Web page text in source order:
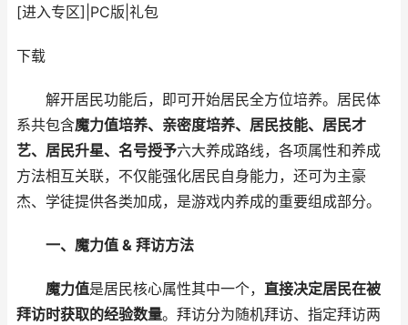
[进入专区] PC版 礼包
下载
解开居民功能后，即可开始居民全方位培养。居民体
系共包含魔力值培养、亲密度培养、居民技能、居民才
艺、居民升星、名号授予六大养成路线，各项属性和养成
方法相互关联，不仅能强化居民自身能力，还可为主豪
杰、学徒提供各类加成，是游戏内养成的重要组成部分。
一、魔力值 & 拜访方法
魔力值是居民核心属性其中一个， 直接决定居民在被
拜访时获取的经验数量。拜访分为随机拜访、指定拜访两